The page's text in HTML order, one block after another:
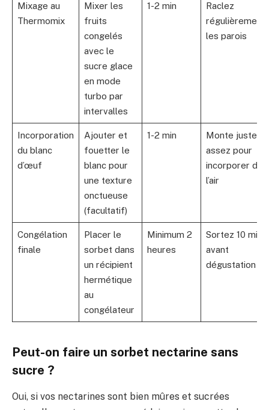
Mixage au
Thermomix
Mixer les
fruits
congelés
avec le
sucre glace
en mode
turbo par
intervalles
1-2 min
Raclez
régulièrement
les parois
Incorporation
du blanc
d’œuf
Ajouter et
fouetter le
blanc pour
une texture
onctueuse
(facultatif)
1-2 min
Monte juste
assez pour
incorporer de
l’air
Congélation
finale
Placer le
sorbet dans
un récipient
hermétique
au
congélateur
Minimum 2
heures
Sortez 10 min
avant
dégustation
Peut-on faire un sorbet nectarine sans
sucre ?
Oui, si vos nectarines sont bien mûres et sucrées